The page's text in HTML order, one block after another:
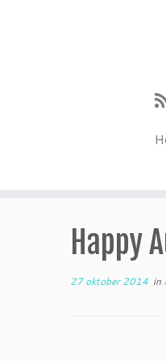
Happy
27 oktober 2014 in